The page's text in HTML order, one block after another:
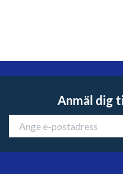
Anmäl dig